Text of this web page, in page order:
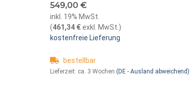
549,00 €
inkl. 19% MwSt.
(461,34 €exkl. MwSt. )
kostenfreie Lieferung
bestellbar
Lieferzeit: ca. 3 Wochen (DE - Ausland abweichend)